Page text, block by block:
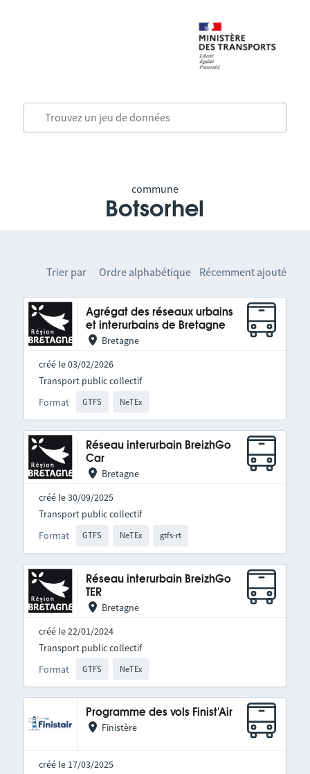
commune
Botsorhel
Trier par Ordre alphabétique Récemment ajouté
Agrégat des réseaux urbains
et interurbains de Bretagne
Bretagne
créé le 03/02/2026
Format GTFS NeTEx
Transport public collectif
Réseau interurbain BreizhGo
Car
Bretagne
créé le 30/09/2025
Format GTFS NeTEx gtfs-rt
Transport public collectif
Réseau interurbain BreizhGo
TER
Bretagne
créé le 22/01/2024
Format GTFS NeTEx
Transport public collectif
Programme des vols Finist'Air
Finistère
créé le 17/03/2025